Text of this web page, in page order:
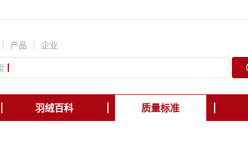
｜ 产品 ｜ 企业
羽绒百科 质量标准